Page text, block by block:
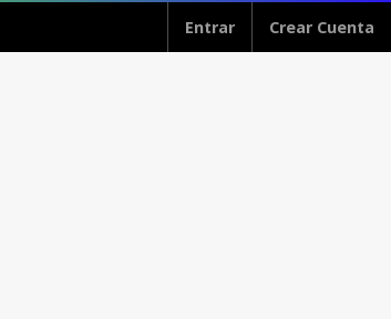
Entrar Crear Cuenta